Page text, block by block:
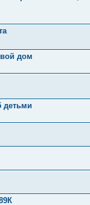
дом
детьми